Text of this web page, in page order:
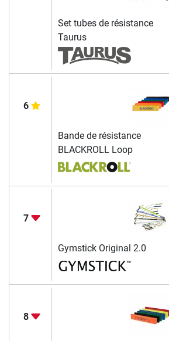
Set tubes de résistance
Taurus
6
Bande de résistance
BLACKROLL Loop
7
Gymstick Original 2.0
8